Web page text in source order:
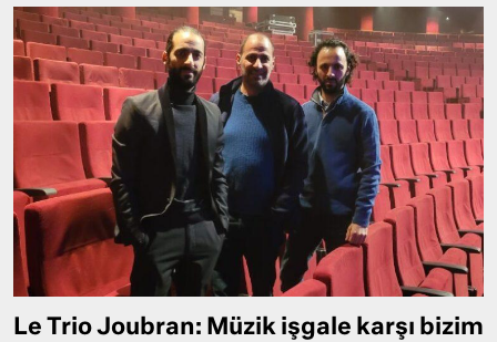
Le Trio Joubran: Müzik işgale karşı bizim